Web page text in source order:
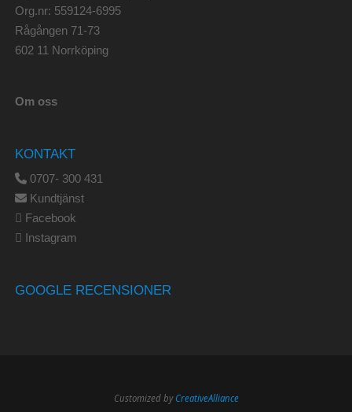
Org.nr: 559124-6995
Rågången 71-73
602 11 Norrköping
Om oss
KONTAKT
0707- 300 431
Kundtjänst
Facebook
Instagram
GOOGLE RECENSIONER
Customized byCreativeAlliance